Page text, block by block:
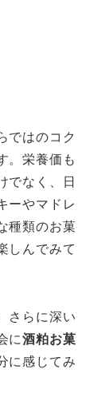
ではのコク
。栄養価も
でなく、日
ーやマドレ
種類のお菓
しんでみて
さらに深い
に酒粕お菓
に感じてみ